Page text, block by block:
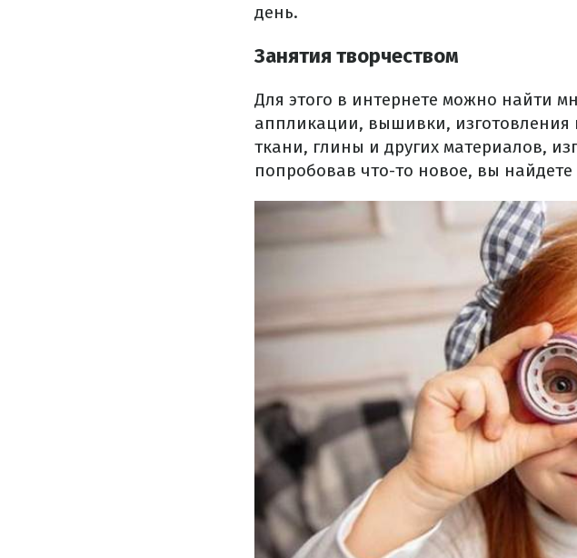
день.
Занятия творчеством
Для этого в интернете можно найти
аппликации, вышивки, изготовления
ткани, глины и других материалов,
попробовав что-то новое, вы